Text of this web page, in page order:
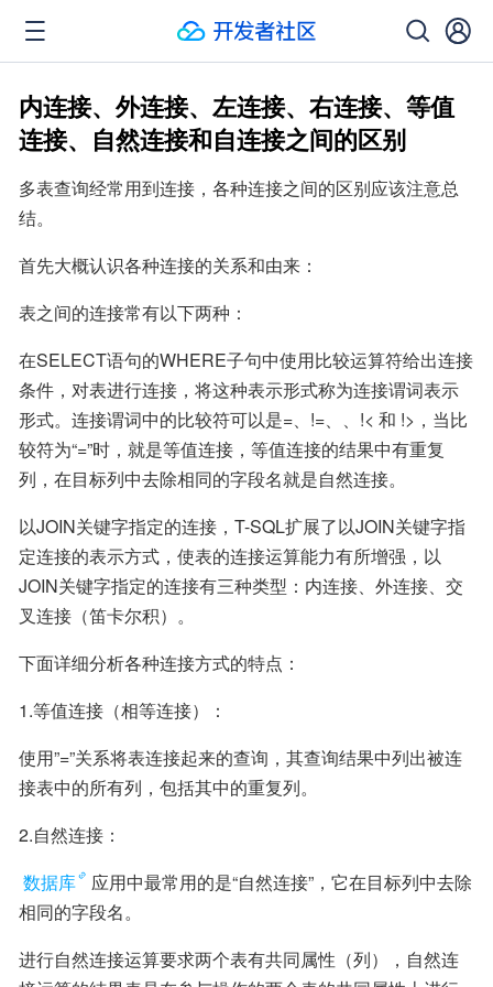
内连接、外连接、左连接、右连接、等值
连接、自然连接和自连接之间的区别
多表查询经常用到连接，各种连接之间的区别应该注意总
结。
首先大概认识各种连接的关系和由来：
表之间的连接常有以下两种：
在SELECT语句的WHERE子句中使用比较运算符给出连接
条件，对表进行连接，将这种表示形式称为连接谓词表示
形式。连接谓词中的比较符可以是=、!=、、!< 和 !>，当比
较符为“=”时，就是等值连接，等值连接的结果中有重复
列，在目标列中去除相同的字段名就是自然连接。
以JOIN关键字指定的连接，T-SQL扩展了以JOIN关键字指
定连接的表示方式，使表的连接运算能力有所增强，以
JOIN关键字指定的连接有三种类型：内连接、外连接、交
叉连接（笛卡尔积）。
下面详细分析各种连接方式的特点：
1.等值连接（相等连接）：
使用”=”关系将表连接起来的查询，其查询结果中列出被连
接表中的所有列，包括其中的重复列。
2.自然连接：
数据库
应用中最常用的是“自然连接”，它在目标列中去除
相同的字段名。
进行自然连接运算要求两个表有共同属性（列），自然连